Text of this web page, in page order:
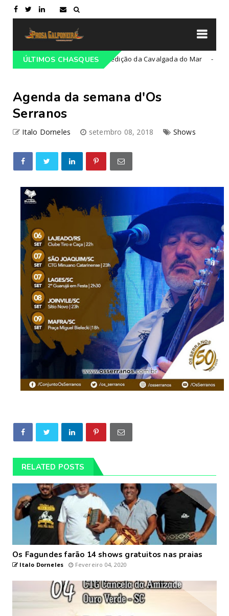
ÚLTIMOS CHASQUES
Campeiro 36ª edição da Cavalgada do Mar Cultura
Agenda da semana d'Os
Serranos
Italo Dorneles setembro 08, 2018 Shows
RELATED POSTS
Os Fagundes farão 14 shows gratuitos nas praias
Italo Dorneles Fevereiro 04, 2020